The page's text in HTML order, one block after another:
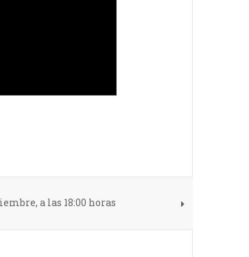
a las 18:00 horas